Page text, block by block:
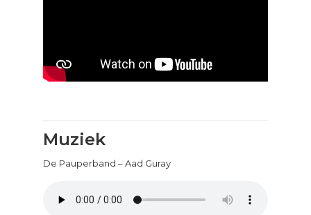
Muziek
De Pauperband – Aad Guray